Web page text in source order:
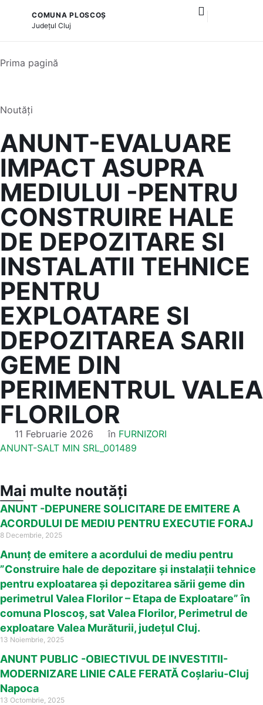
COMUNA PLOSCOȘ
JudețulCluj
Prima pagină
Noutăți
ANUNT-EVALUARE
IMPACT ASUPRA
MEDIULUI -PENTRU
CONSTRUIRE HALE
DE DEPOZITARE SI
INSTALATII TEHNICE
PENTRU
EXPLOATARE SI
DEPOZITAREA SARII
GEME DIN
PERIMENTRUL VALEA
FLORILOR
11 Februarie 2026 în FURNIZORI
ANUNT-SALT MIN SRL_001489
Mai multe noutăți
ANUNT -DEPUNERE SOLICITARE DE EMITERE A
ACORDULUI DE MEDIU PENTRU EXECUTIE FORAJ
8 Decembrie, 2025
Anunț de emitere a acordului de mediu pentru
”Construire hale de depozitare și instalații tehnice
pentru exploatarea și depozitarea sării geme din
perimetrul Valea Florilor – Etapa de Exploatare” în
comuna Ploscoș, sat Valea Florilor, Perimetrul de
exploatare Valea Murăturii, județul Cluj.
13 Noiembrie, 2025
ANUNT PUBLIC -OBIECTIVUL DE INVESTITII-
MODERNIZARE LINIE CALE FERATĂ Coșlariu-Cluj
Napoca
13 Octombrie, 2025